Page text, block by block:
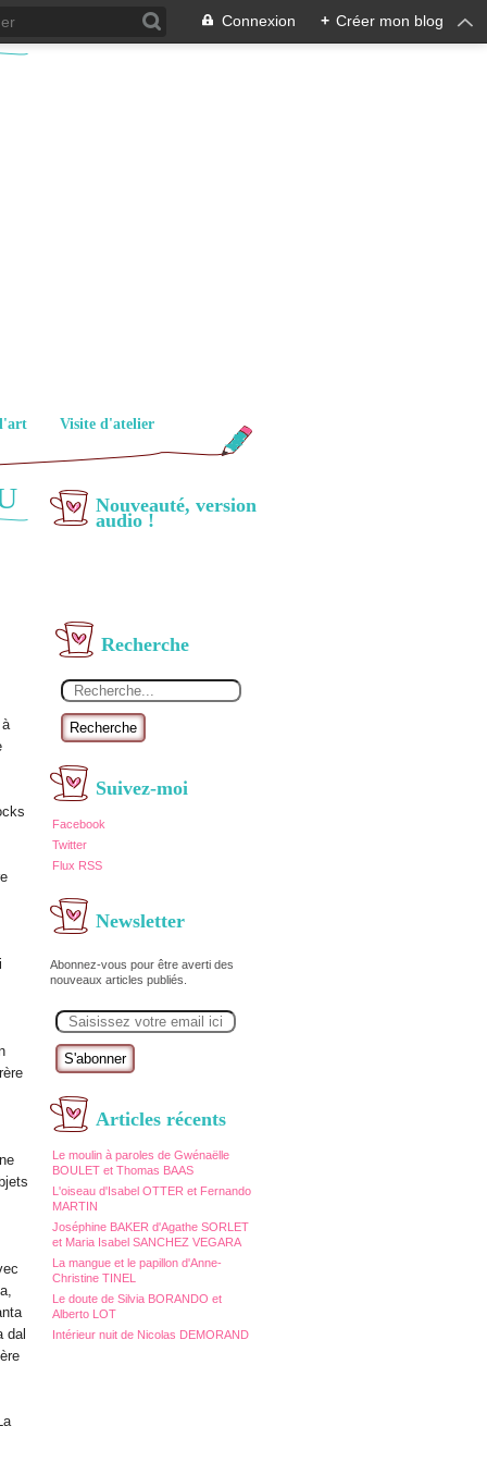
Connexion + Créer mon blog
Visite d'atelier
Nouveauté, version
audio !
Recherche
Recherche
Suivez-moi
Facebook
Twitter
Flux RSS
Newsletter
Abonnez-vous pour être averti des
nouveaux articles publiés.
m
Articles récents
Le moulin à paroles de Gwénaëlle
BOULET et Thomas BAAS
L'oiseau d'Isabel OTTER et Fernando
MARTIN
Joséphine BAKER d'Agathe SORLET
et Maria Isabel SANCHEZ VEGARA
La mangue et le papillon d'Anne-
Christine TINEL
Le doute de Silvia BORANDO et
Alberto LOT
Intérieur nuit de Nicolas DEMORAND
dal